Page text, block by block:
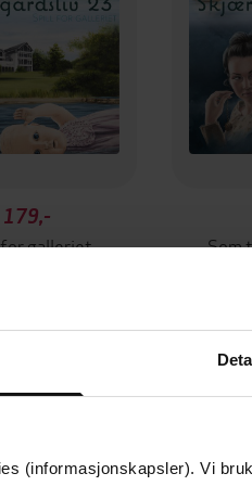
(informasjonskapsler). Vi
179,-
galleriet
Som